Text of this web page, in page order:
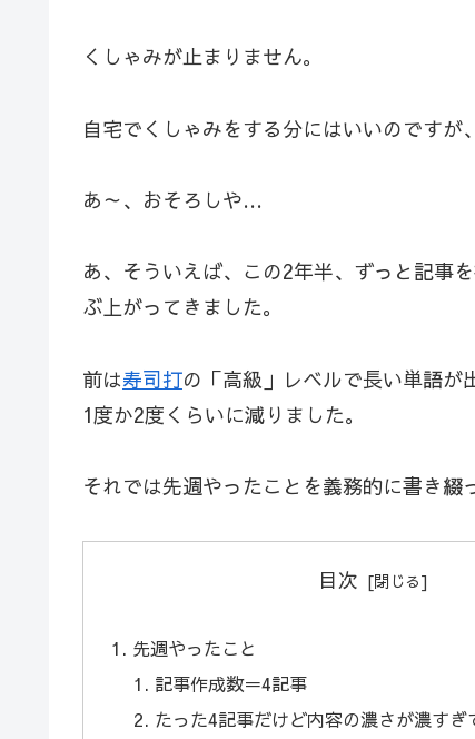
くしゃみが止まりません。
自宅でくしゃみをする分にはいいのですが
あ～、おそろしや…
あ、そういえば、この2年半、ずっと記事
ぶ上がってきました。
前は寿司打の「高級」レベルで長い単語
1度か2度くらいに減りました。
それでは先週やったことを義務的に書き綴
目次
先週やったこと
記事作成数＝4記事
たった4記事だけど内容の濃さが濃すぎ